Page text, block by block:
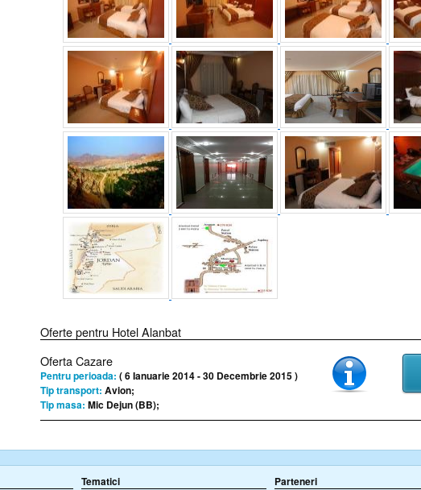
Oferte pentru Hotel Alanbat
Oferta Cazare
Pentru perioada: ( 6 Ianuarie 2014 - 30 Decembrie 2015 )
Tip transport: Avion;
Tip masa: Mic Dejun (BB);
Tematici Parteneri